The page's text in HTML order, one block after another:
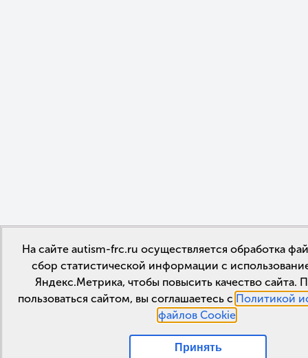
На сайте autism-frc.ru осуществляется обработка
сбор статистической информации с
Яндекс.Метрика, чтобы повысить качество сайта.
пользоваться сайтом, вы соглашаетесь с Политикой
файлов Cookie.
Принять